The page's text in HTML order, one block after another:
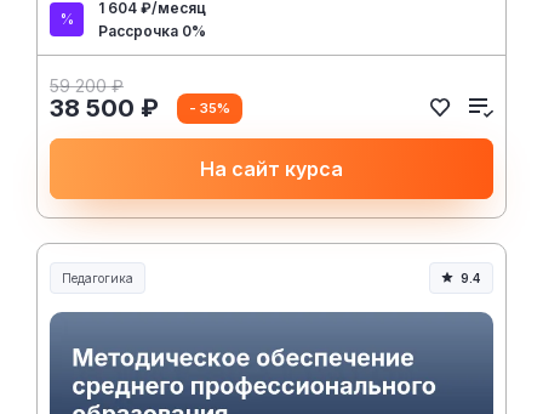
1 604 ₽/месяц
Рассрочка 0%
59 200 ₽
38 500 ₽ - 35%
На сайт курса
Педагогика
Образование и педагогика
9.4